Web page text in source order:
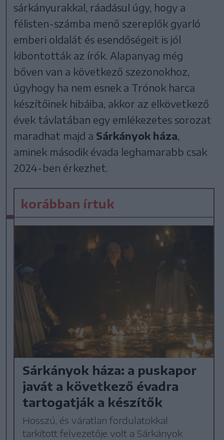
sárkányurakkal, ráadásul úgy, hogy a
félisten-számba menő szereplők gyarló
emberi oldalát és esendőségeit is jól
kibontották az írók. Alapanyag még
bőven van a következő szezonokhoz,
úgyhogy ha nem esnek a Trónok harca
készítőinek hibáiba, akkor az elkövetkező
évek távlatában egy emlékezetes sorozat
maradhat majd a Sárkányok háza
aminek második évada leghamarabb csak
2024-ben érkezhet.
korábban írtuk
Sárkányok háza: a puskapor
javát a következő évadra
tartogatják a készítők
Hosszú, és váratlan fordulatokkal
tarkított felvezetője volt a Sárkányok